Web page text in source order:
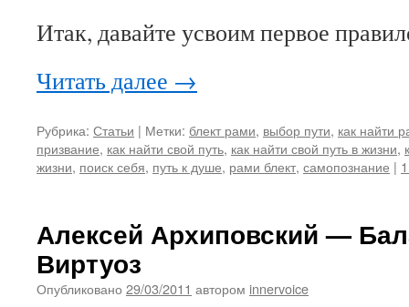
Итак, давайте усвоим первое
Читать далее →
Рубрика: Статьи | Метки: блект рами, выбор пути, как найти
призвание, как найти свой путь, как найти свой путь в жизни,
жизни, поиск себя, путь к душе, рами блект, самопознание |
Алексей Архиповский —
Виртуоз
Опубликовано 29/03/2011 автором innervoice